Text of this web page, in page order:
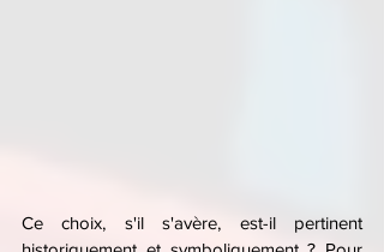
Ce choix, s'il s'avère, est-il pertinent